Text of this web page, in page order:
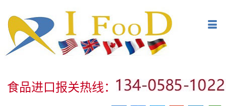
食品进口报关热线：
食品进口报关项目
食品法规审查
食品进口报关规范
󰀥